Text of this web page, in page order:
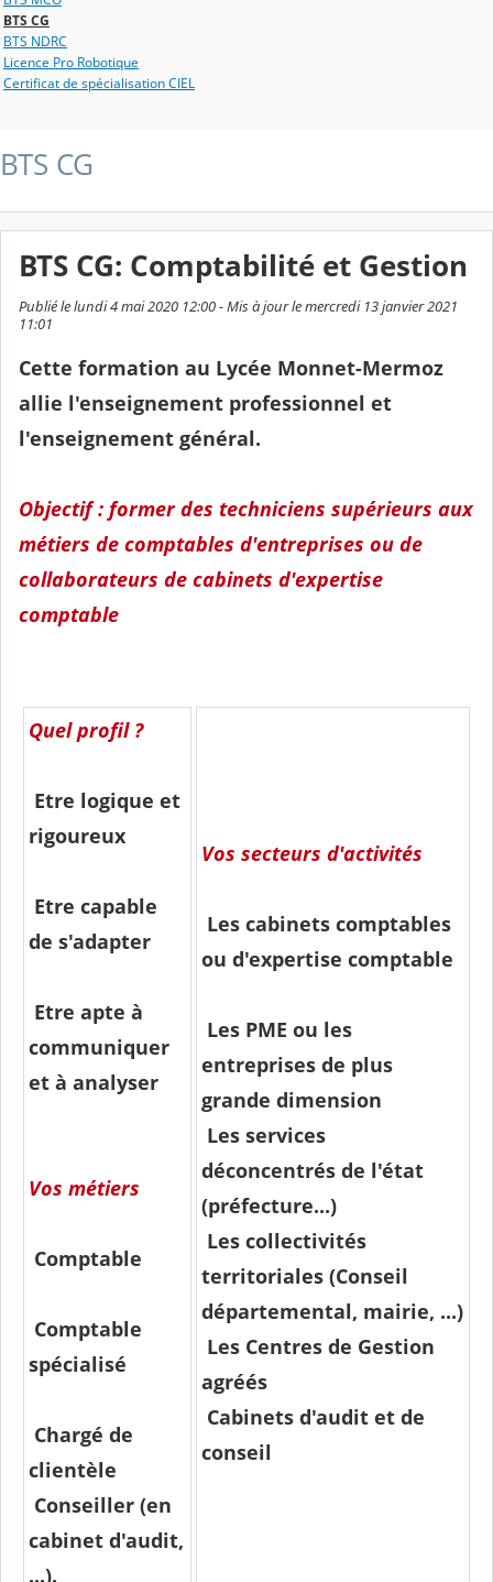
BTS CG
BTS NDRC
Licence Pro Robotique
Certificat de spécialisation CIEL
BTS CG
BTS CG: Comptabilité et Gestion
Publié le lundi 4 mai 2020 12:00 - Mis à jour le mercredi 13 janvier 2021
11:01
Cette formation au Lycée Monnet-Mermoz
allie l'enseignement professionnel et
l'enseignement général.
Objectif : former des techniciens supérieurs aux
métiers de comptables d'entreprises ou de
collaborateurs de cabinets d'expertise
comptable
Quel profil ?
Etre logique et
rigoureux
Etre capable
de s'adapter
Etre apte à
communiquer
et à analyser
Vos métiers
Comptable
Comptable
spécialisé
Chargé de
clientèle
Conseiller (en
cabinet d'audit,
...).
Vos secteurs d'activités
Les cabinets comptables
ou d'expertise comptable
Les PME ou les
entreprises de plus
grande dimension
Les services
déconcentrés de l'état
(préfecture...)
Les collectivités
territoriales (Conseil
départemental, mairie, ...)
Les Centres de Gestion
agréés
Cabinets d'audit et de
conseil